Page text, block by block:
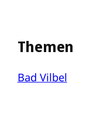
Themen
Bad Vilbel